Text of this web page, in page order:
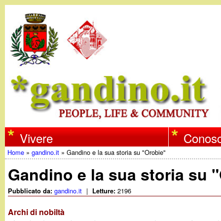
w
w
w
.
Vivere
Tu
sei
Home »gandino.it »Gandino e la sua storia su "Orobie"
Gandino e la sua storia su
Pubblicato da:gandino.it | Letture:2196
Archi di nobiltà